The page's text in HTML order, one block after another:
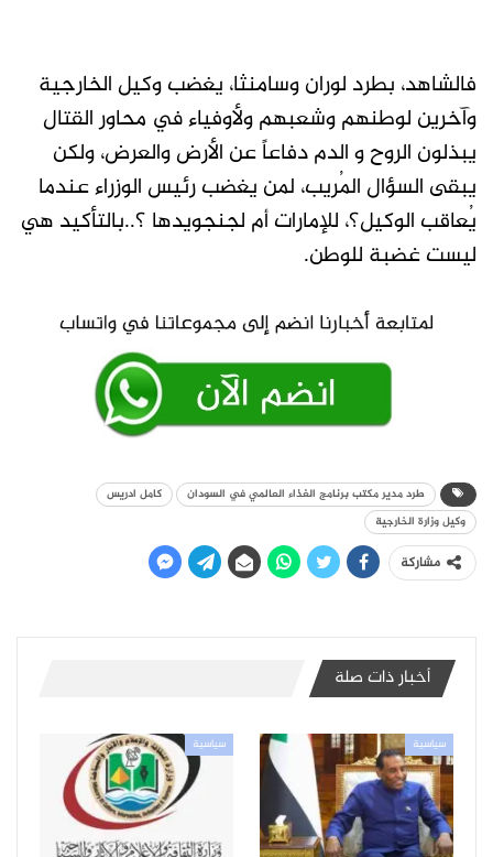
فالشاهد، بطرد لوران وسامنثا، يغضب وكيل الخارجية
وآخرين لوطنهم وشعبهم ولأوفياء في محاور القتال
يبذلون الروح و الدم دفاعاً عن الأرض والعرض، ولكن
يبقى السؤال المُريب، لمن يغضب رئيس الوزراء عندما
يُعاقب الوكيل؟، للإمارات أم لجنجويدها ؟..بالتأكيد هي
ليست غضبة للوطن.
طرد مدير مكتب برنامج الغذاء العالمي في السودان
كامل ادريس
وكيل وزارة الخارجية
مشاركة
أخبار ذات صلة
سياسية سياسية